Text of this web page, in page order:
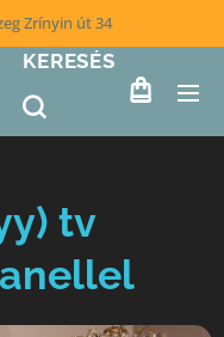
Zrínyin út 34
KERESÉS
tv